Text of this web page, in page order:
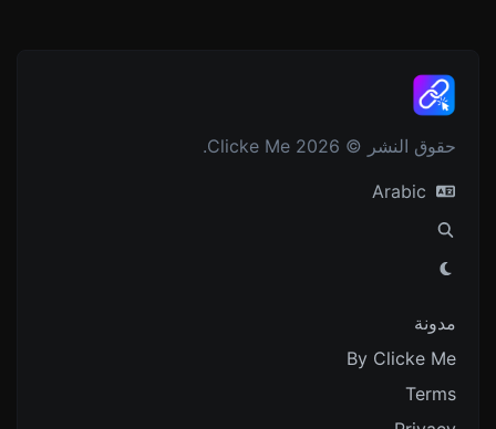
حقوق النشر © 2026 Clicke Me.
مدونة
By Clicke Me
Terms